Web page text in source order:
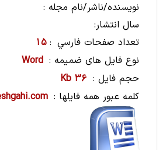
نویسنده/ناشر/نام مجله :
سال انتشار:
تعداد صفحات فارسي :
15
نوع فایل های ضمیمه : Word
حجم فایل : 36 Kb
کلمه عبور همه فایلها :